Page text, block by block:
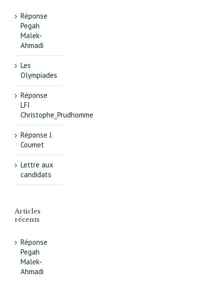
Réponse
Pegah
Malek-
Ahmadi
Les
Olympiades
Réponse
LFI
Christophe_Prudhomme
Réponse J.
Coumet
Lettre aux
candidats
Articles
récents
Réponse
Pegah
Malek-
Ahmadi